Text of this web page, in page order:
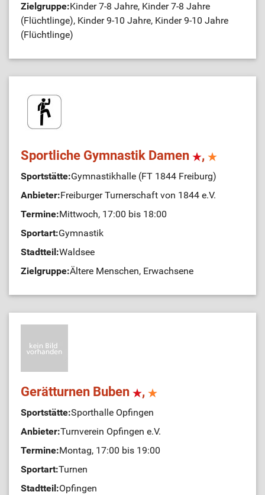
Zielgruppe:Kinder 7-8 Jahre, Kinder 7-8 Jahre
(Flüchtlinge), Kinder 9-10 Jahre, Kinder 9-10 Jahre
(Flüchtlinge)
Sportliche Gymnastik Damen ,
Sportstätte:Gymnastikhalle (FT 1844 Freiburg)
Anbieter:Freiburger Turnerschaft von 1844 e.V.
Termine:Mittwoch, 17:00 bis 18:00
Sportart:Gymnastik
Stadtteil:Waldsee
Zielgruppe:Ältere Menschen, Erwachsene
Gerätturnen Buben ,
Sportstätte:Sporthalle Opfingen
Anbieter:Turnverein Opfingen e.V.
Termine:Montag, 17:00 bis 19:00
Sportart:Turnen
Stadtteil:Opfingen